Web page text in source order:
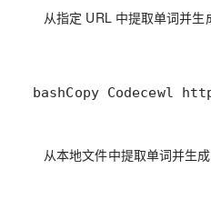
从指定 URL 中提取单词并生
bashCopy Codecewl
从本地文件中提取单词并生成